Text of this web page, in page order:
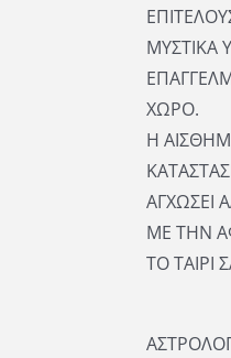
ΜΥΣΤΙΚΑ
ΧΩΡΟ.
Η
ΑΓΧΩΣΕΙ
ΜΕ ΤΗΝ
ΤΟ ΤΑΙΡΙ